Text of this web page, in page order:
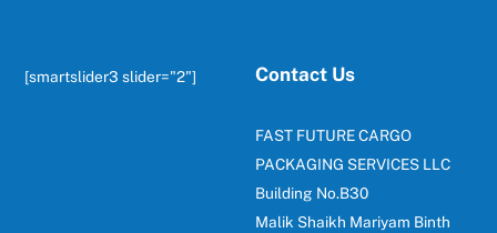
[smartslider3 slider="2"] Contact Us
FAST FUTURE CARGO
PACKAGING SERVICES LLC
Building No.B30
Malik Shaikh Mariyam Binth